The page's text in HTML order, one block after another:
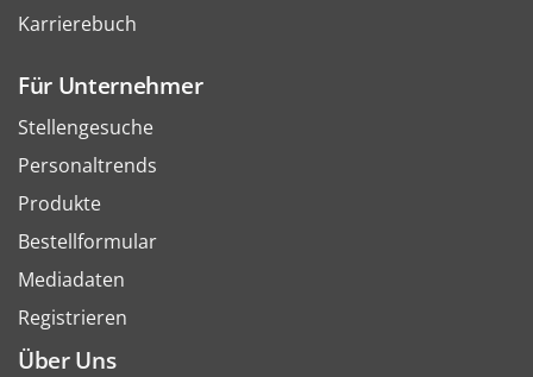
Karrierebuch
Für Unternehmer
Stellengesuche
Personaltrends
Produkte
Bestellformular
Mediadaten
Registrieren
Über Uns